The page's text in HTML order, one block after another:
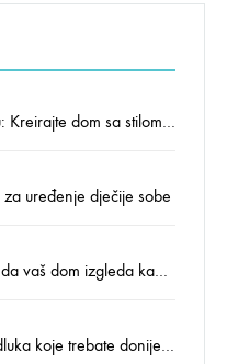
Kućni sajam u Loftu: Kreirajte dom sa stilom i udobnošću uz velike uštede!
uređenje dječije sobe
Jednostavni načini da vaš dom izgleda kao salon namještaja
5 novogodišnjih odluka koje trebate donijeti u vezi izgleda doma